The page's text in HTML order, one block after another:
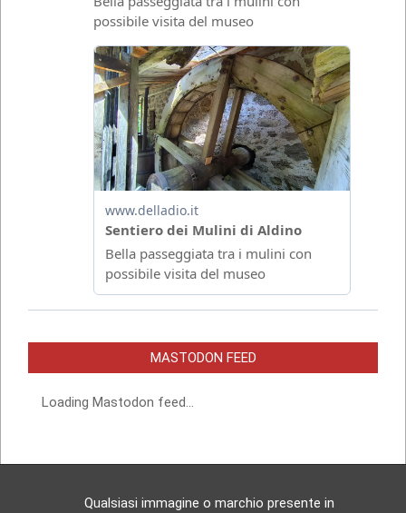
MASTODON FEED
Loading Mastodon feed...
Qualsiasi immagine o marchio presente in